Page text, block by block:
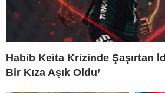
Habib Keita Krizinde Şaşırtan
Bir Kıza Aşık Oldu’